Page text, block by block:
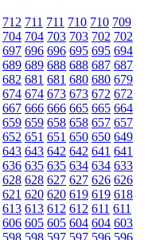
712 711 711 710 710 709
704 704 703 703 702 702
697 696 696 695 695 694
689 689 688 688 687 687
682 681 681 680 680 679
674 674 673 673 672 672
667 666 666 665 665 664
659 659 658 658 657 657
652 651 651 650 650 649
643 643 642 642 641 641
636 635 635 634 634 633
628 628 627 627 626 626
621 620 620 619 619 618
613 613 612 612 611 611
606 605 605 604 604 603